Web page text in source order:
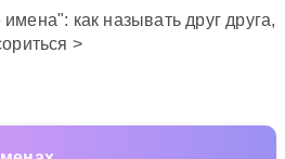
как называть друг друга,
>